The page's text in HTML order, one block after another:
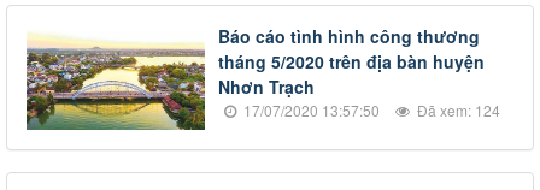
Báo cáo tình hình công thương
tháng 5/2020 trên địa bàn huyện
Nhơn Trạch
17/07/2020 13:57:50 Đã xem: 124